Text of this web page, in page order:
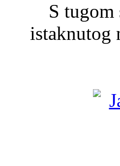
S
istaknutog